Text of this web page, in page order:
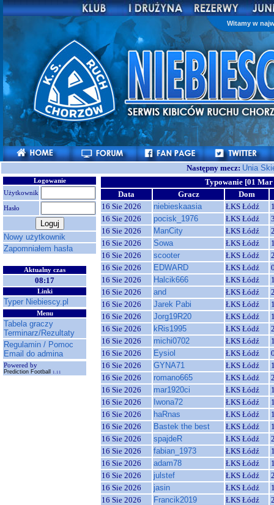
Witamy w
Następny mecz: Unia
Logowanie
Użytkownik
Hasło
Nowy użytkownik
Zapomniałem hasła
Aktualny czas
08:17
Linki
Typer Niebiescy.pl
Menu
Tabela graczy
Terminarz/Rezultaty
Regulamin / Pomoc
Email do admina
Powered by
Prediction Football 1.11
Typowanie [01 Mar
Data
Gracz
Dom
16 Sie 2026
niebieskaasia ŁKS Łódź
16 Sie 2026
pocisk_1976 ŁKS Łódź
16 Sie 2026
ManCity ŁKS Łódź
16 Sie 2026
Sowa ŁKS Łódź
16 Sie 2026
scooter ŁKS Łódź
16 Sie 2026
EDWARD ŁKS Łódź
16 Sie 2026
Halcik666 ŁKS Łódź
16 Sie 2026
and ŁKS Łódź
16 Sie 2026
Jarek Pabi ŁKS Łódź
16 Sie 2026
Jorg19R20 ŁKS Łódź
16 Sie 2026
kRis1995 ŁKS Łódź
16 Sie 2026
michi0702 ŁKS Łódź
16 Sie 2026
Eysiol ŁKS Łódź
16 Sie 2026
GYNA71 ŁKS Łódź
16 Sie 2026
romano665 ŁKS Łódź
16 Sie 2026
mar1920ci ŁKS Łódź
16 Sie 2026
Iwona72 ŁKS Łódź
16 Sie 2026
haRnas ŁKS Łódź
16 Sie 2026
Bastek the best ŁKS Łódź
16 Sie 2026
spajdeR ŁKS Łódź
16 Sie 2026
fabian_1973 ŁKS Łódź
16 Sie 2026
adam78 ŁKS Łódź
16 Sie 2026
julstef ŁKS Łódź
16 Sie 2026
jasin ŁKS Łódź
16 Sie 2026
Francik2019 ŁKS Łódź